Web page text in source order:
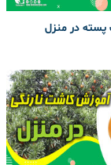
در منزل